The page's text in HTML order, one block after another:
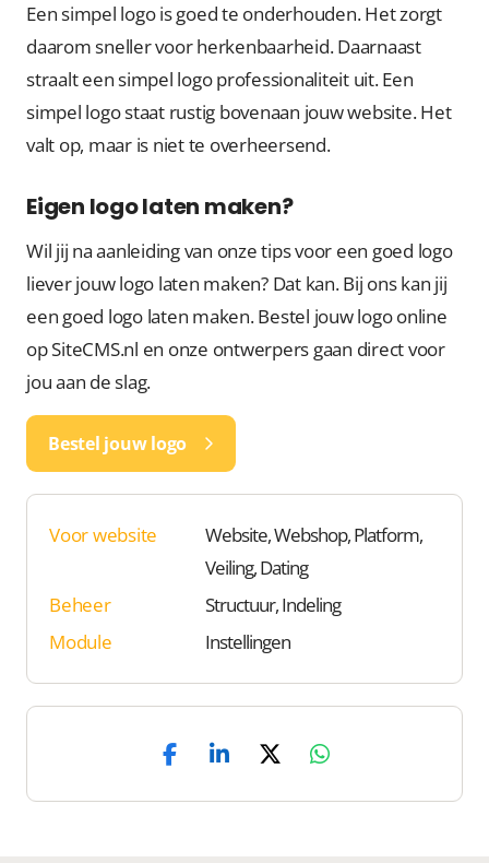
Een simpel logo is goed te onderhouden. Het zorgt
daarom sneller voor herkenbaarheid. Daarnaast
straalt een simpel logo professionaliteit uit. Een
simpel logo staat rustig bovenaan jouw website. Het
valt op, maar is niet te overheersend.
Eigen logo laten maken?
Wil jij na aanleiding van onze tips voor een goed logo
liever jouw logo laten maken? Dat kan. Bij ons kan jij
een goed logo laten maken. Bestel jouw logo online
op SiteCMS.nl en onze ontwerpers gaan direct voor
jou aan de slag.
Bestel jouw logo
Voor website
Website, Webshop, Platform,
Veiling, Dating
Beheer
Structuur, Indeling
Module
Instellingen